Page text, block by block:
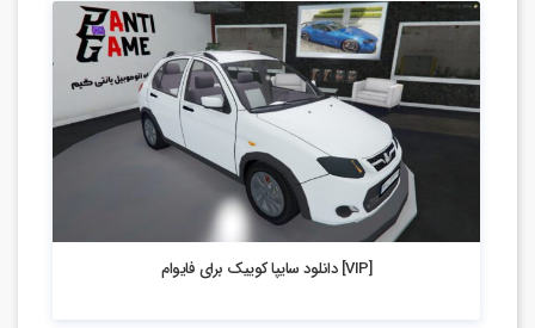
[VIP] دانلود سایپا کوییک برای فایوام